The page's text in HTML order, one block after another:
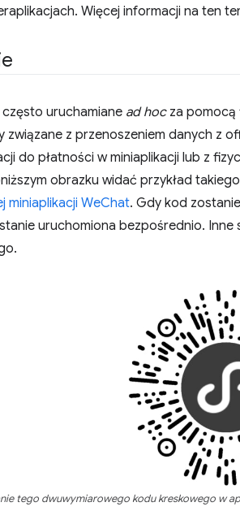
Więcej informacji na ten
uruchamiane ad hocza pomocą
związane z przenoszeniem danych z
do płatności w miniaplikacji lub z
obrazku widać przykład
miniaplikacji WeChat. Gdy kod
uruchomiona bezpośrednio.
tego dwuwymiarowego kodu kreskowego w